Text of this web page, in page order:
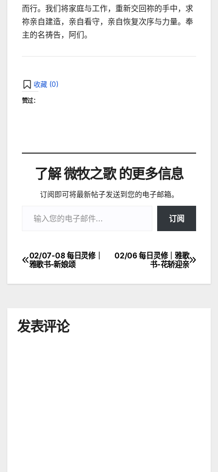
而行。我们将家庭与工作，重新交回祢的手中，求
祢亲自建造，亲自看守，亲自恢复次序与力量。奉
主的名祷告，阿们。
收藏 (0)
赞过：
了解 微牧之歌 的更多信息
订阅即可将最新帖子发送到您的电子邮箱。
订阅
文
章
航
02/06 每日灵修｜雅歌
书-花轿迎亲
02/07-08 每日灵修｜
雅歌书-新娘颂
发表评论